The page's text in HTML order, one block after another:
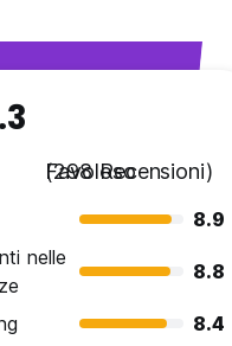
Favoloso
(298 Recensioni)
8.9
nelle
8.8
8.4